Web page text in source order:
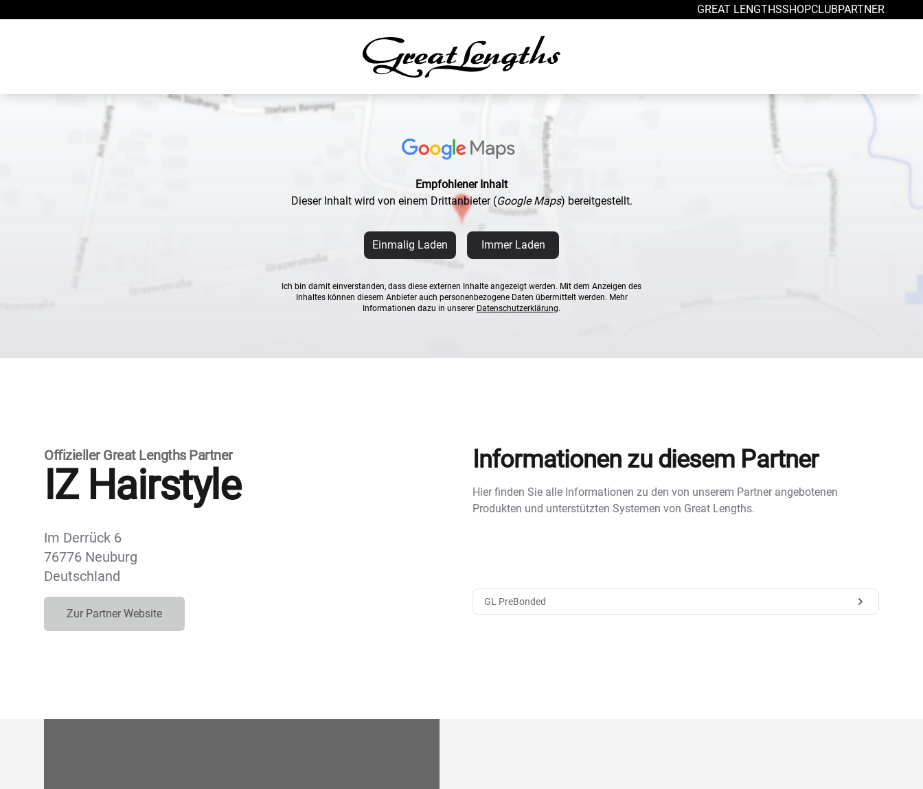
GREAT LENGTHSSHOPCLUBPARTNER
Empfohlener Inhalt
Dieser Inhalt wird von einem Drittanbieter (Google Maps) bereitgestellt.
Einmalig Laden Immer Laden
Ich bin damit einverstanden, dass diese externen Inhalte angezeigt werden. Mit dem Anzeigen des
Inhaltes können diesem Anbieter auch personenbezogene Daten übermittelt werden. Mehr
Informationen dazu in unserer Datenschutzerklärung.
Offizieller Great Lengths Partner
IZ Hairstyle
Im Derrück 6
76776 Neuburg
Deutschland
Zur Partner Website
Informationen zu diesem Partner
Hier finden Sie alle Informationen zu den von unserem Partner angebotenen
Produkten und unterstützten Systemen von Great Lengths.
GL PreBonded